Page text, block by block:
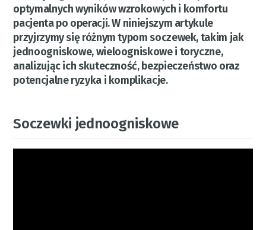
optymalnych wyników wzrokowych i komfortu
pacjenta po operacji. W niniejszym artykule
przyjrzymy się różnym typom soczewek, takim jak
jednoogniskowe, wieloogniskowe i toryczne,
analizując ich skuteczność, bezpieczeństwo oraz
potencjalne ryzyka i komplikacje.
Soczewki jednoogniskowe